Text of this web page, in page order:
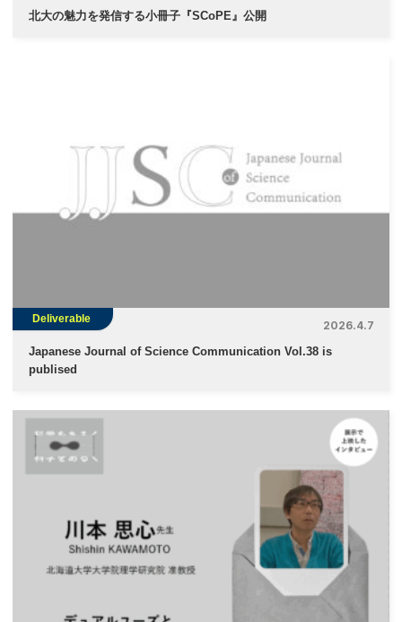
北大の魅力を発信する小冊子『SCoPE』公開
Deliverable
2026.4.7
Japanese Journal of Science Communication Vol.38 is
publised